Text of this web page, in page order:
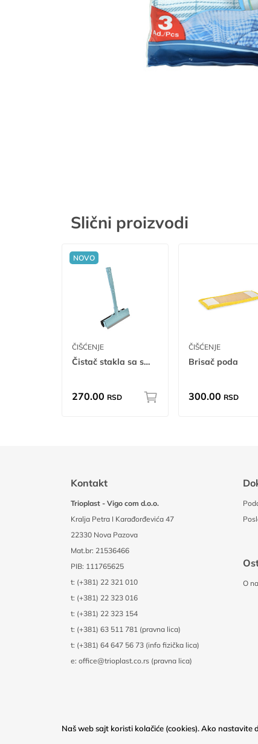
Slični proizvodi
NOVO
ČIŠĆENJE
Čistač stakla sa sunđerom tp tr
270.00 RSD
ČIŠĆENJE
Brisač poda
300.00 RSD
Kontakt
Trioplast - Vigo com d.o.o.
Kralja Petra I Karađorđevića 47
22330 Nova Pazova
Mat.br: 21536466
PIB: 111765625
t: (+381) 22 321 010
t: (+381) 22 323 016
t: (+381) 22 323 154
t: (+381) 63 511 781 (pravna lica)
t: (+381) 64 647 56 73 (info fizička lica)
e: office@trioplast.co.rs (pravna lica)
O
Naš web sajt koristi kolačiće (cookies). Ako